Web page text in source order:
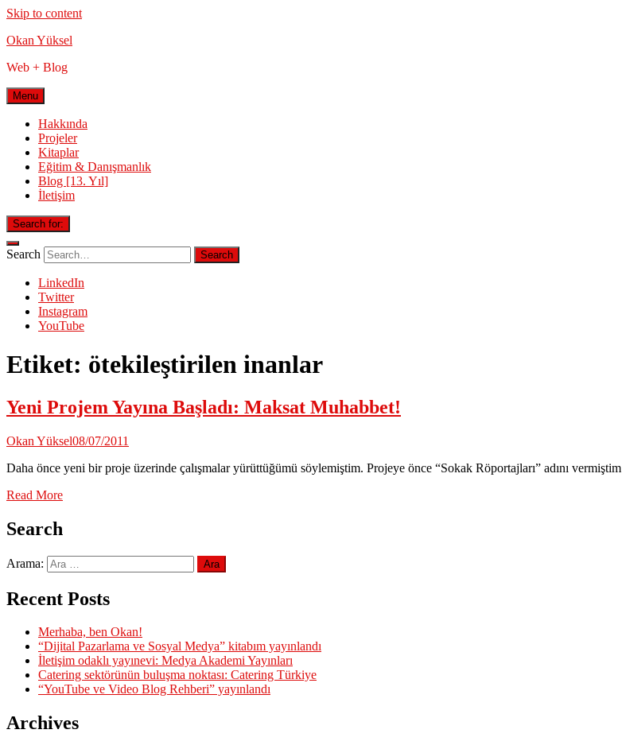
Skip to content
Okan Yüksel
Web + Blog
Menu
Hakkında
Projeler
Kitaplar
Eğitim & Danışmanlık
Blog [13. Yıl]
İletişim
Search for:
Search
LinkedIn
Twitter
Instagram
YouTube
Etiket: ötekileştirilen inanlar
Yeni Projem Yayına Başladı: Maksat Muhabbet!
Okan Yüksel08/07/2011
Daha önce yeni bir proje üzerinde çalışmalar yürüttüğümü söylemiştim. Projeye önce “Sokak Röportajları” adını vermiştim
Read More
Search
Arama:
Recent Posts
Merhaba, ben Okan!
“Dijital Pazarlama ve Sosyal Medya” kitabım yayınlandı
İletişim odaklı yayınevi: Medya Akademi Yayınları
Catering sektörünün buluşma noktası: Catering Türkiye
“YouTube ve Video Blog Rehberi” yayınlandı
Archives